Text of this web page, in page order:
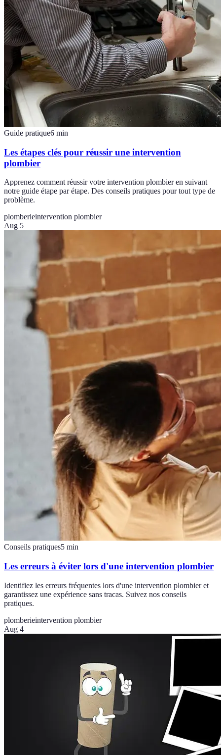
Guide pratique6 min
Les étapes clés pour réussir une intervention
plombier
Apprenez comment réussir votre intervention plombier en suivant
notre guide étape par étape. Des conseils pratiques pour tout type de
problème.
plomberieintervention plombier
Aug 5
Conseils pratiques5 min
Les erreurs à éviter lors d'une intervention plombier
Identifiez les erreurs fréquentes lors d'une intervention plombier et
garantissez une expérience sans tracas. Suivez nos conseils
pratiques.
plomberieintervention plombier
Aug 4